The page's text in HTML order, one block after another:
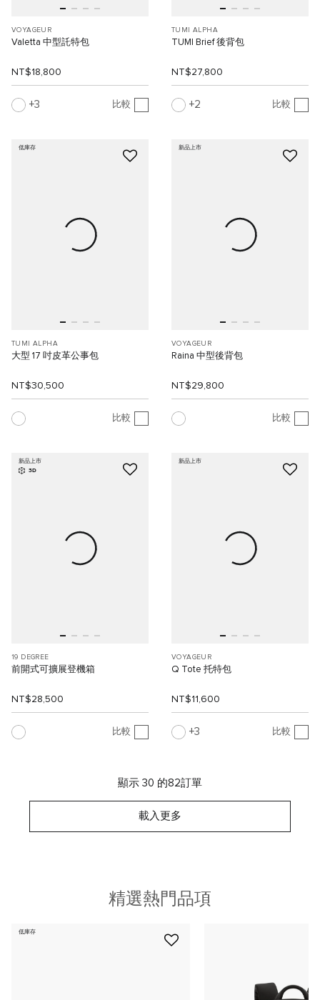
VOYAGEUR
Valetta 中型託特包
NT$18,800
3 比較
TUMI ALPHA
TUMI Brief 後背包
NT$27,800
2 比較
低庫存
TUMI ALPHA
大型 17 吋皮革公事包
NT$30,500
比較
新品上市
VOYAGEUR
Raina 中型後背包
NT$29,800
比較
新品上市
3D
19 DEGREE
前開式可擴展登機箱
NT$28,500
比較
新品上市
VOYAGEUR
Q Tote 托特包
NT$11,600
3 比較
顯示 30 的82訂單
載入更多
精選熱門品項
低庫存